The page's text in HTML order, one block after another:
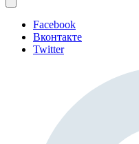
Facebook
Вконтакте
Twitter